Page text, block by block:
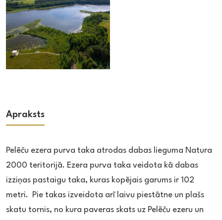
Apraksts
Pelēču ezera purva taka atrodas dabas lieguma Natura
2000 teritorijā. Ezera purva taka veidota kā dabas
izziņas pastaigu taka, kuras kopējais garums ir 102
metri. Pie takas izveidota arī laivu piestātne un plašs
skatu tornis, no kura paveras skats uz Pelēču ezeru un